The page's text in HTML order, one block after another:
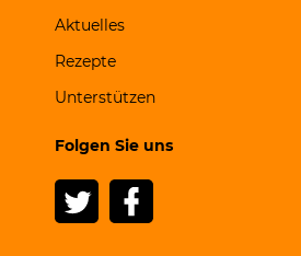
Aktuelles
Rezepte
Unterstützen
Folgen Sie uns